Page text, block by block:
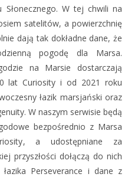
Słonecznego. W tej chwili na
satelitów, a powierzchnię
dają tak dokładne dane, że
pogodę dla Marsa.
na Marsie dostarczają
lat Curiosity i od 2021 roku
łazik marsjański oraz
W naszym serwisie będą
bezpośrednio z Marsa
a udostępniane za
przyszłości dołączą do nich
Perseverance i dane z